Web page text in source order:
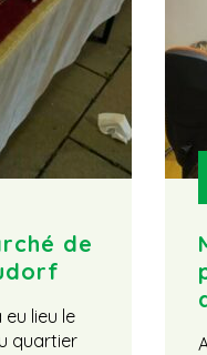
de
lieu le
quartier